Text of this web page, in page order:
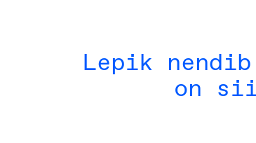
Lepik
on